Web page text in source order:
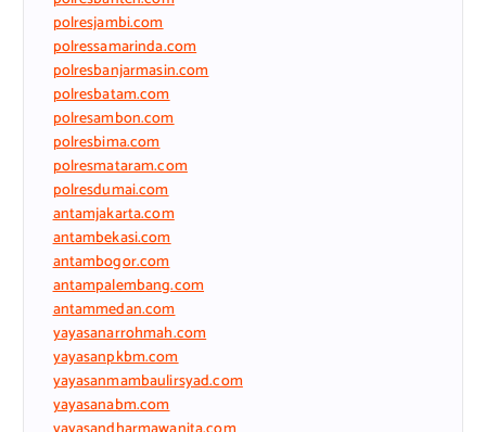
polresjambi.com
polressamarinda.com
polresbanjarmasin.com
polresbatam.com
polresambon.com
polresbima.com
polresmataram.com
polresdumai.com
antamjakarta.com
antambekasi.com
antambogor.com
antampalembang.com
antammedan.com
yayasanarrohmah.com
yayasanpkbm.com
yayasanmambaulirsyad.com
yayasanabm.com